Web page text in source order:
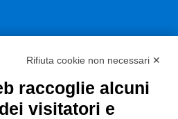
Rifiuta cookie non necessari ✕
raccoglie alcuni
visitatori e